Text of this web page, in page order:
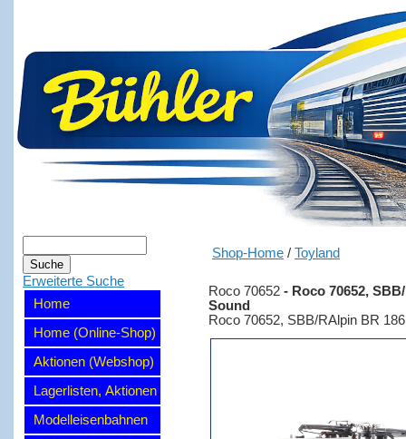
Erweiterte Suche
Home
Home (Online-Shop)
Aktionen (Webshop)
Lagerlisten, Aktionen
Modelleisenbahnen
Shop-Home / Toyland
Roco 70652 - Roco 70652,
Sound
Roco 70652, SBB/RAlpin BR